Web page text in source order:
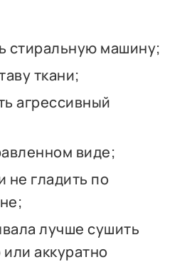
стиральную машину;
ткани;
агрессивный
виде;
не гладить по
лучше сушить
аккуратно